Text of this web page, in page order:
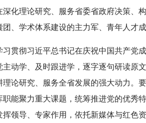
深化理论研究、服务省委省政府决策、
、学术体系建设的主力军、青年人才成
习贯彻习近平总书记在庆祝中国共产党
动学、及时跟进学，逐字逐句研读原
理论研究、服务全省发展的强大动力。
能聚力重大课题，统筹推进党的优秀
领导、专家作用，依托新媒体与红色